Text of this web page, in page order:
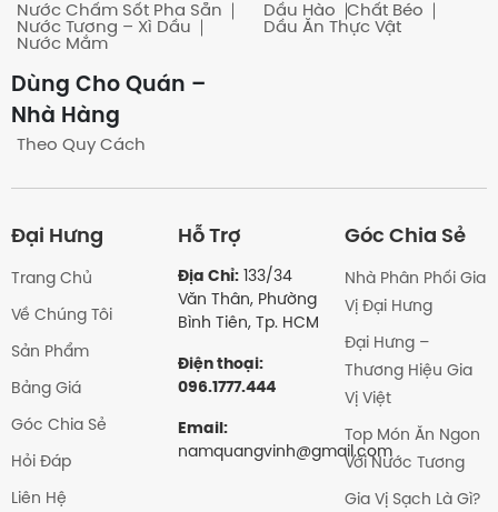
Nước Chấm Sốt Pha Sẵn
Nước Tương – Xì Dầu
Nước Mắm
Dầu Hào
Chất Béo
Dầu Ăn Thực Vật
Dùng Cho Quán –
Nhà Hàng
Theo Quy Cách
Đại Hưng
Trang Chủ
Về Chúng Tôi
Sản Phẩm
Bảng Giá
Góc Chia Sẻ
Hỏi Đáp
Liên Hệ
Hỗ Trợ
Địa Chỉ:133/34
Văn Thân, Phường
Bình Tiên, Tp. HCM
Điện thoại:
096.1777.444
Email:
namquangvinh@gmail.com
Góc Chia Sẻ
Nhà Phân Phối Gia
Vị Đại Hưng
Đại Hưng –
Thương Hiệu Gia
Vị Việt
Top Món Ăn Ngon
Với Nước Tương
Gia Vị Sạch Là Gì?